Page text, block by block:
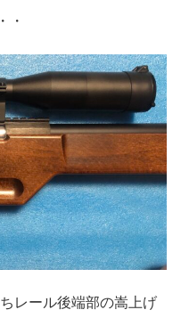
・
レール後端部の嵩上げ